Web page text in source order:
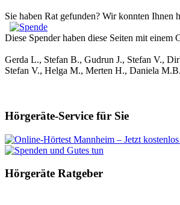
Sie haben Rat gefunden? Wir konnten Ihnen
Diese Spender haben diese Seiten mit einem
Gerda L., Stefan B., Gudrun J., Stefan V.,
Stefan V., Helga M., Merten H., Daniela
Hörgeräte-Service für Sie
Hörgeräte Ratgeber